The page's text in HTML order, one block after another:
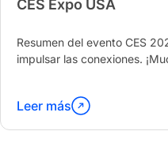
CES Expo USA
Resumen del evento CES
impulsar las conexiones.
Continúa
leyendo
Leer más